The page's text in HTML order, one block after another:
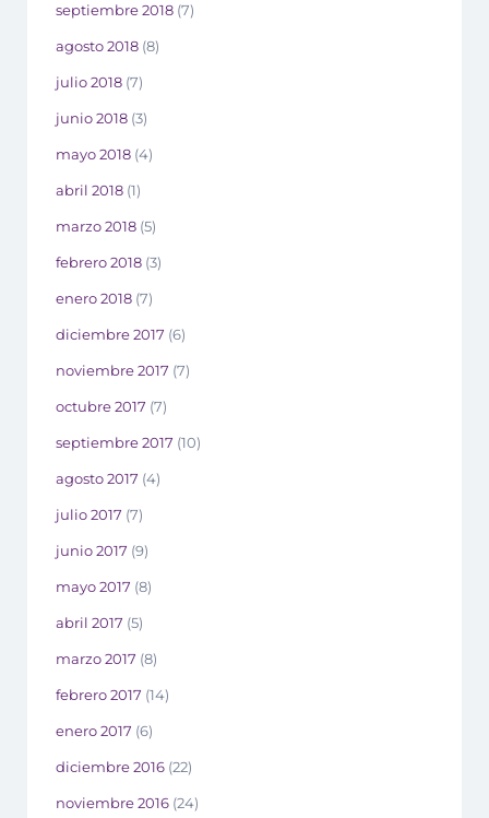
septiembre 2018 (7)
agosto 2018 (8)
julio 2018 (7)
junio 2018 (3)
mayo 2018 (4)
abril 2018 (1)
marzo 2018 (5)
febrero 2018 (3)
enero 2018 (7)
diciembre 2017 (6)
noviembre 2017 (7)
octubre 2017 (7)
septiembre 2017 (10)
agosto 2017 (4)
julio 2017 (7)
junio 2017 (9)
mayo 2017 (8)
abril 2017 (5)
marzo 2017 (8)
febrero 2017 (14)
enero 2017 (6)
diciembre 2016 (22)
noviembre 2016 (24)